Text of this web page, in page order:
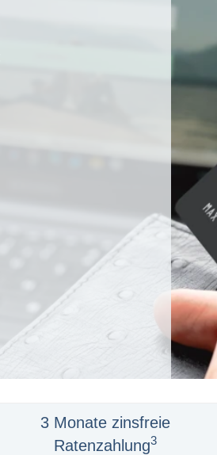
3 Monate zinsfreie
Ratenzahlung3